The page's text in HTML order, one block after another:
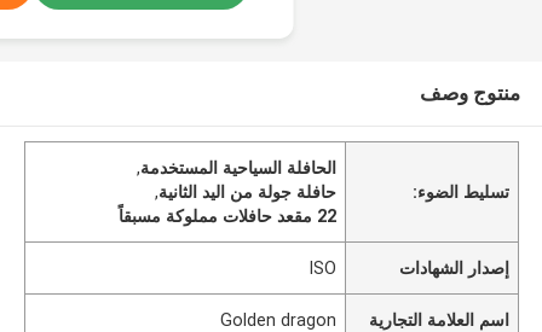
منتوج وصف
تسليط الضوء:
الحافلة السياحية المستخدمة,
حافلة جولة من اليد الثانية,
22 مقعد حافلات مملوكة مسبقاً
إصدار الشهادات ISO
اسم العلامة التجارية Golden dragon